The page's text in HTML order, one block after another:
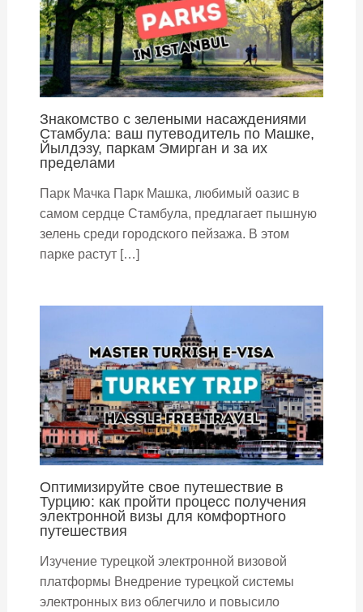
Знакомство с зелеными насаждениями
Стамбула: ваш путеводитель по Машке,
Йылдэзу, паркам Эмирган и за их
пределами
Парк Мачка Парк Машка, любимый оазис в
самом сердце Стамбула, предлагает пышную
зелень среди городского пейзажа. В этом
парке растут […]
Оптимизируйте свое путешествие в
Турцию: как пройти процесс получения
электронной визы для комфортного
путешествия
Изучение турецкой электронной визовой
платформы Внедрение турецкой системы
электронных виз облегчило и повысило